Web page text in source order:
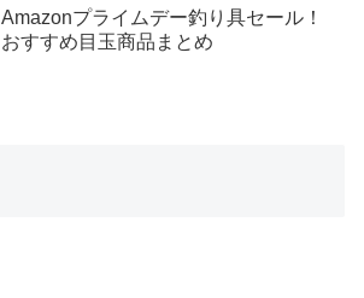
Amazonプライムデー釣り具セール！
おすすめ目玉商品まとめ